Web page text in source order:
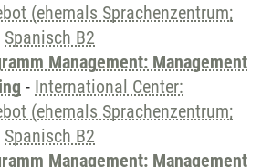
(ehemals Sprachenzentrum;
Spanisch B2
Management: Management
- International Center:
(ehemals Sprachenzentrum;
Spanisch B2
Management: Management